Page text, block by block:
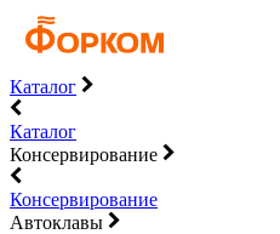
Каталог
Каталог
Консервирование
Консервирование
Автоклавы